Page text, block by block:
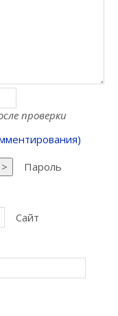
проверки
> Пароль
Сайт